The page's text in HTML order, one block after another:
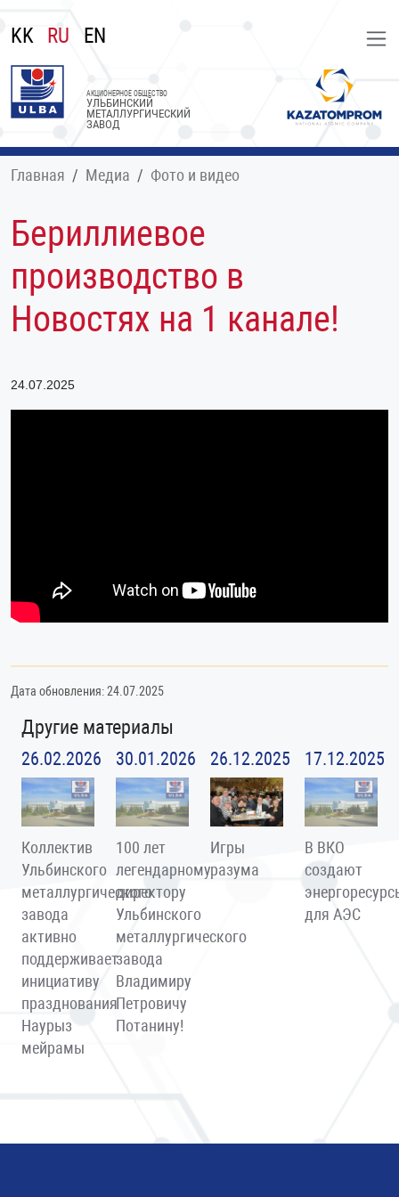
KK RU EN
УЛЬБИНСКИЙ
МЕТАЛЛУРГИЧЕСКИЙ
ЗАВОД
АКЦИОНЕРНОЕ ОБЩЕСТВО
Главная Медиа Фото и видео
Бериллиевое
производство в
Новостях на 1 канале!
24.07.2025
Дата обновления: 24.07.2025
Другие материалы
26.02.2026
Коллектив
Ульбинского
металлургического
завода
активно
поддерживает
инициативу
празднования
Наурыз
мейрамы
30.01.2026
100 лет
легендарному
директору
Ульбинского
металлургического
завода
Владимиру
Петровичу
Потанину!
26.12.2025
Игры
разума
17.12.2025
В ВКО
создают
для АЭС